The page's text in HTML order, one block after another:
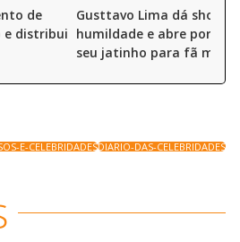
de
e distribui
Gusttavo Lima dá show
humildade e abre portas
seu jatinho para fã mirim
E-CELEBRIDADESDIARIO-DAS-CELEBRIDADES